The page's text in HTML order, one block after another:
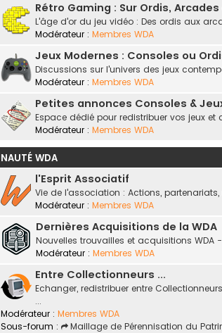
Rétro Gaming : Sur Ordis,
L'âge d'or du jeu vidéo : Des ordis aux
Modérateur : Membres WDA
Jeux Modernes : Consoles ou
Discussions sur l'univers des jeux
Modérateur : Membres WDA
Petites annonces Consoles &
Espace dédié pour redistribuer vos jeux et
Modérateur : Membres WDA
WDA
l'Esprit Associatif
Vie de l'association : Actions,
Modérateur : Membres WDA
Dernières Acquisitions de la WDA
Nouvelles trouvailles et acquisitions WDA
Modérateur : Membres WDA
Entre Collectionneurs ...
Echanger, redistribuer entre
...
Modérateur : Membres WDA
Sous-forum :
Maillage de Pérennisation du